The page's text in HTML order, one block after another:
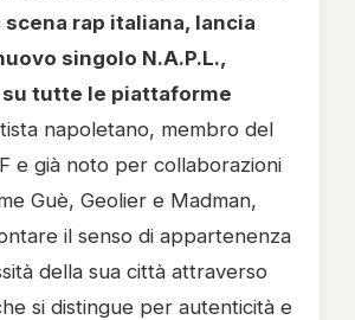
scena rap italiana, lancia
singolo N.A.P.L.,
tutte le piattaforme
napoletano, membro del
e già noto per collaborazioni
Guè, Geolier e Madman,
il senso di appartenenza
della sua città attraverso
si distingue per autenticità e